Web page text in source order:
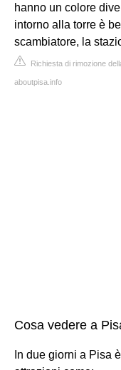
hanno un colore
intorno alla torre è
scambiatore, la
Richiesta di rimozione
aboutpisa.info
Cosa vedere a
In due giorni a Pisa